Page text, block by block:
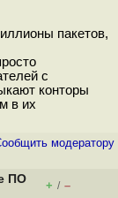
пакетов,
с
конторы
в их
модератору
ПО
+ / –